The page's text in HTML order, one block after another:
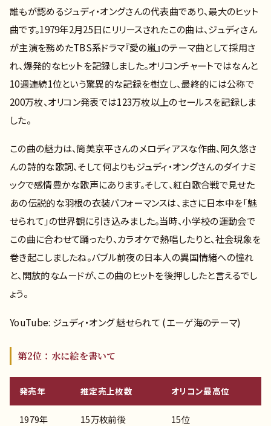
誰もが認めるジュディ・オングさんの代表曲であり、最大のヒット
曲です。1979年2月25日にリリースされたこの曲は、ジュディさん
が主演を務めたTBS系ドラマ『愛の嵐』のテーマ曲として採用さ
れ、爆発的なヒットを記録しました。オリコンチャートではなんと
10週連続1位という驚異的な記録を樹立し、最終的には公称で
200万枚、オリコン発表では123万枚以上のセールスを記録しま
した。
この曲の魅力は、筒美京平さんのメロディアスな作曲、阿久悠さ
んの詩的な歌詞、そして何よりもジュディ・オングさんのダイナミ
ックで感情豊かな歌声にあります。そして、紅白歌合戦で見せた
あの伝説的な羽根の衣装パフォーマンスは、まさに日本中を「魅
せられて」の世界観に引き込みました。当時、小学校の運動会で
この曲に合わせて踊ったり、カラオケで熱唱したりと、社会現象を
巻き起こしましたね。バブル前夜の日本人の異国情緒への憧れ
と、開放的なムードが、この曲のヒットを後押ししたと言えるでし
ょう。
YouTube: ジュディ・オング 魅せられて (エーゲ海のテーマ)
第2位：水に絵を書いて
発売年 推定売上枚数 オリコン最高位
1979年 15万枚前後 15位